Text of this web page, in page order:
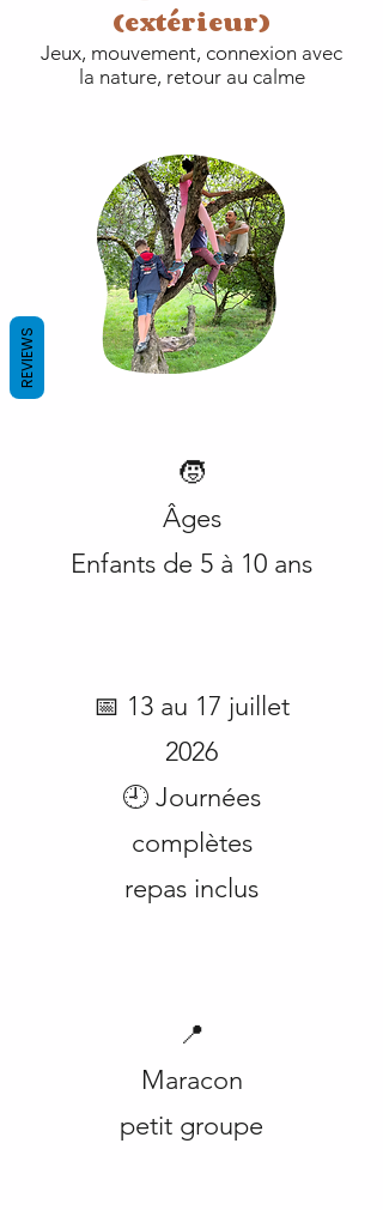
(extérieur)
Jeux, mouvement, connexion avec
la nature, retour au calme
🧒
Âges
Enfants de 5 à 10 ans
📅 13 au 17 juillet
2026
🕘 Journées
complètes
repas inclus
📍
Maracon
petit groupe
REVIEWS